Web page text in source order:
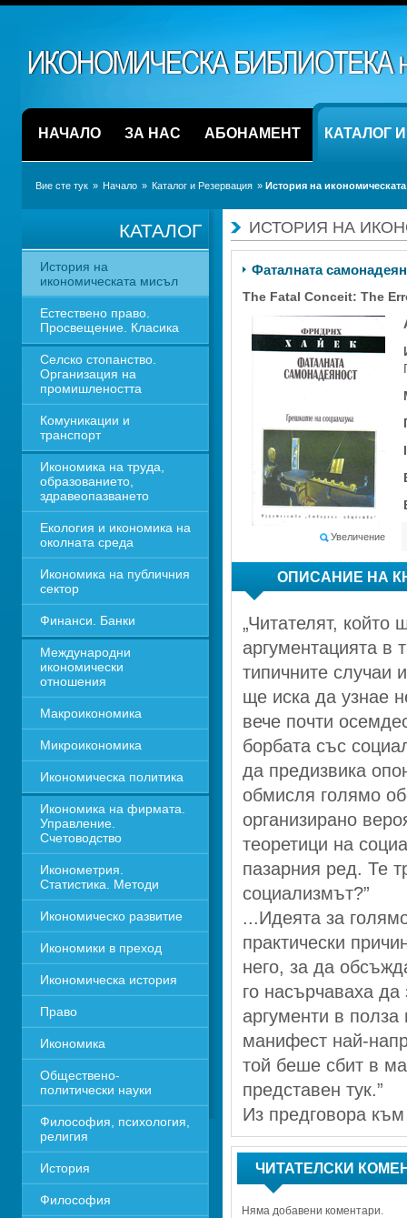
НАЧАЛО ЗА НАС АБОНАМЕНТ КАТАЛОГ
Вие сте тук » Начало » Каталог и Резервация » История на
КАТАЛОГ
История на
икономическата мисъл
Естествено право.
Просвещение. Класика
Селско стопанство.
Организация на
промишлеността
Комуникации и
транспорт
Икономика на труда,
образованието,
здравеопазването
Екология и икономика на
околната среда
Икономика на публичния
сектор
Финанси. Банки
Международни
икономически
отношения
Макроикономика
Микроикономика
Икономическа политика
Икономика на фирмата.
Управление.
Счетоводство
Иконометрия.
Статистика. Методи
Икономическо развитие
Икономики в преход
Икономическа история
Право
Икономика
Обществено-
политически науки
Философия, психология,
религия
История
Философия
ИСТОРИЯ НА
Фаталната
The Fatal Conceit: The
Увеличение
ОПИСАНИЕ НА
„Читателят, който
аргументацията в
типичните случаи
ще иска да узнае
вече почти
борбата със
да предизвика
обмисля голямо
организирано
теоретици на
пазарния ред. Те
социализмът?”
...Идеята за
практически
него, за да
го насърчаваха
аргументи в
манифест най-
той беше сбит в
представен тук.”
Из предговора
ЧИТАТЕЛСКИ
Няма добавени коментари.